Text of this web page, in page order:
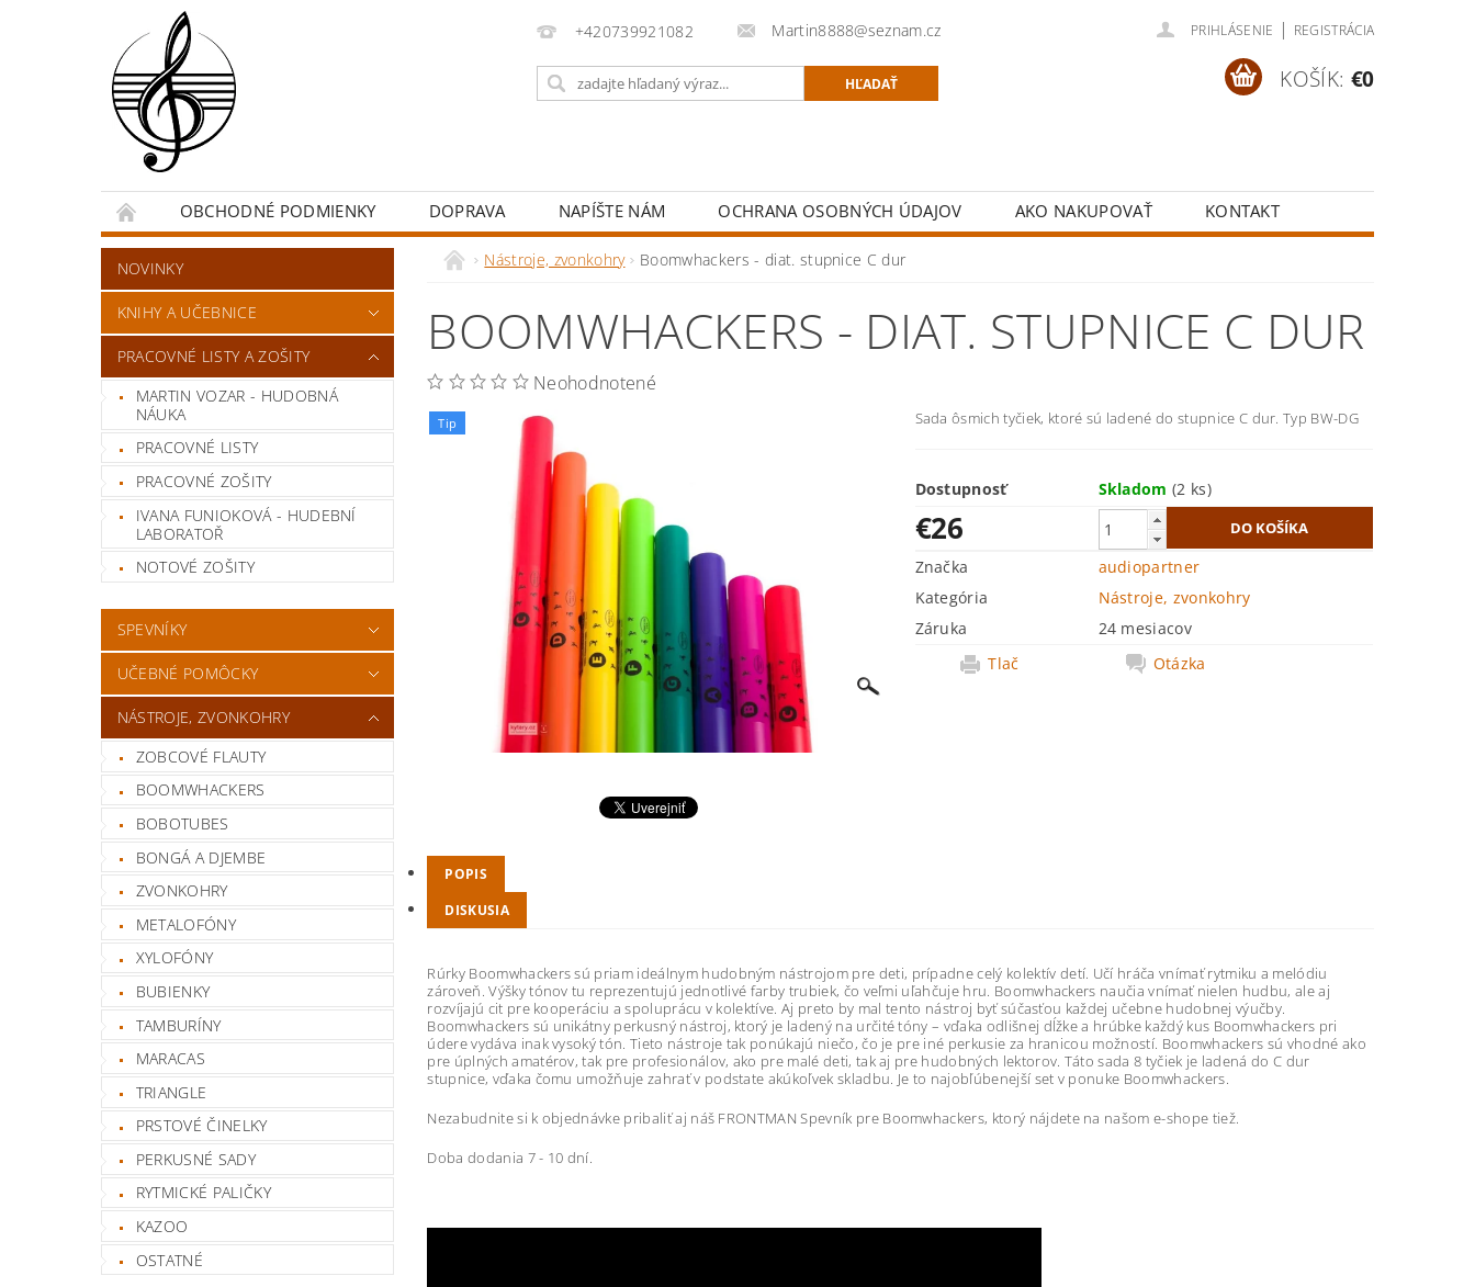
+420739921082 Martin8888@seznam.cz PRIHLÁSENIE | REGISTRÁCIA
KOŠÍK: €0
OBCHODNÉ PODMIENKY DOPRAVA NAPÍŠTE NÁM OCHRANA OSOBNÝCH ÚDAJOV AKO NAKUPOVAŤ KONTAKT
NOVINKY
KNIHY A UČEBNICE
PRACOVNÉ LISTY A ZOŠITY
MARTIN VOZAR - HUDOBNÁ
NÁUKA
PRACOVNÉ LISTY
PRACOVNÉ ZOŠITY
IVANA FUNIOKOVÁ - HUDEBNÍ
LABORATOŘ
NOTOVÉ ZOŠITY
SPEVNÍKY
UČEBNÉ POMÔCKY
NÁSTROJE, ZVONKOHRY
ZOBCOVÉ FLAUTY
BOOMWHACKERS
BOBOTUBES
BONGÁ A DJEMBE
ZVONKOHRY
METALOFÓNY
XYLOFÓNY
BUBIENKY
TAMBURÍNY
MARACAS
TRIANGLE
PRSTOVÉ ČINELKY
PERKUSNÉ SADY
RYTMICKÉ PALIČKY
KAZOO
OSTATNÉ
Nástroje, zvonkohry Boomwhackers - diat. stupnice C dur
BOOMWHACKERS - DIAT. STUPNICE C DUR
Neohodnotené
Tip Sada ôsmich tyčiek, ktoré sú ladené do stupnice C dur. Typ BW-DG
Dostupnosť Skladom(2 ks)
€26
Značka
audiopartner
Kategória
Nástroje, zvonkohry
Záruka
24 mesiacov
Tlač
Otázka
POPIS
DISKUSIA
Rúrky Boomwhackers sú priam ideálnym hudobným nástrojom pre deti, prípadne celý kolektív detí. Učí hráča vnímať rytmiku a melódiu
zároveň. Výšky tónov tu reprezentujú jednotlivé farby trubiek, čo veľmi uľahčuje hru. Boomwhackers naučia vnímať nielen hudbu, ale aj
rozvíjajú cit pre kooperáciu a spoluprácu v kolektíve. Aj preto by mal tento nástroj byť súčasťou každej učebne hudobnej výučby.
Boomwhackers sú unikátny perkusný nástroj, ktorý je ladený na určité tóny – vďaka odlišnej dĺžke a hrúbke každý kus Boomwhackers pri
údere vydáva inak vysoký tón. Tieto nástroje tak ponúkajú niečo, čo je pre iné perkusie za hranicou možností. Boomwhackers sú vhodné ako
pre úplných amatérov, tak pre profesionálov, ako pre malé deti, tak aj pre hudobných lektorov. Táto sada 8 tyčiek je ladená do C dur
stupnice, vďaka čomu umožňuje zahrať v podstate akúkoľvek skladbu. Je to najobľúbenejší set v ponuke Boomwhackers.
Nezabudnite si k objednávke pribaliť aj náš FRONTMAN Spevník pre Boomwhackers, ktorý nájdete na našom e-shope tiež.
Doba dodania 7 - 10 dní.